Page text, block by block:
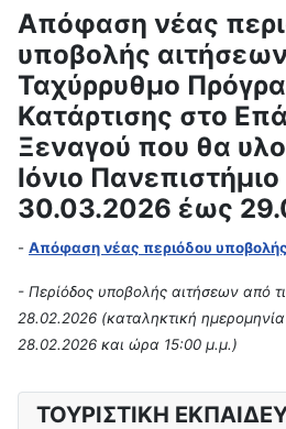
ΤΟΥΡΙΣΤΙΚΗ
Απόφαση νέας
υποβολής αιτήσεων
Ταχύρρυθμο
Κατάρτισης στο
Ξεναγού που θα
Ιόνιο
30.03.2026 έως
- Απόφαση νέας περιόδου
- Περίόδος υποβολής αιτήσεων από
28.02.2026 (καταληκτική
28.02.2026 και ώρα 15:00 μ.μ.)